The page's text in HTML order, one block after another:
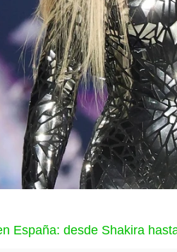
España: desde Shakira